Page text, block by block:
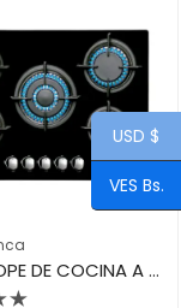
CATA TOPE DE COCINA A GAS 70CM 5H L7005CI
USD $
VES Bs.